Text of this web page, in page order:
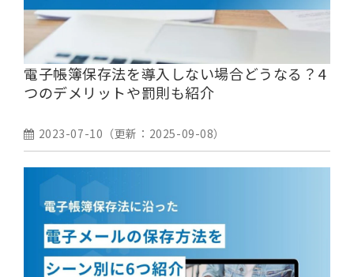
電子帳簿保存法を導入しない場合どうなる？4
つのデメリットや罰則も紹介
2023-07-10 （更新： 2025-09-08）